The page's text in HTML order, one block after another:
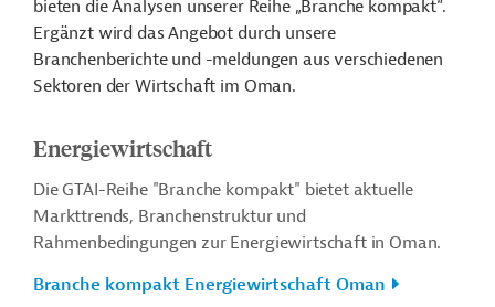
bieten die Analysen unserer Reihe „Branche kompakt“.
Ergänzt wird das Angebot durch unsere
Branchenberichte und -meldungen aus verschiedenen
Sektoren der Wirtschaft im Oman.
Energiewirtschaft
Die GTAI-Reihe "Branche kompakt" bietet aktuelle
Markttrends, Branchenstruktur und
Rahmenbedingungen zur Energiewirtschaft in Oman.
Branche kompakt Energiewirtschaft Oman